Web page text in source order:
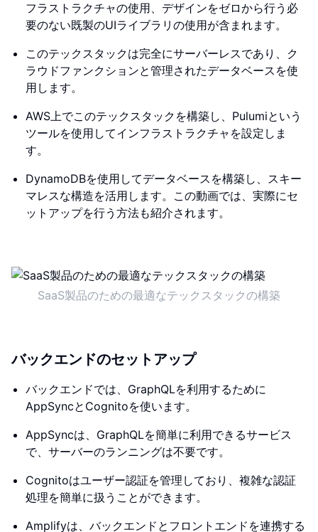
フラストラクチャの使用、デザインをゼロから行う必
要のない既製のUIライブラリの使用が含まれます。
このテックスタックは完全にサーバーレスであり、ク
ラウドファンクションと管理されたデータベースを使
用します。
AWS上でこのテックスタックを構築し、Pulumiという
ツールを使用してインフラストラクチャを設定しま
す。
DynamoDBを使用してデータベースを構築し、スキー
マレスな構造を活用します。この動画では、実際にセ
ットアップを行う方法も紹介されます。
SaaS製品のための最適なテックスタックの構築
バックエンドのセットアップ
バックエンドでは、GraphQLを利用するために
AppSyncとCognitoを使います。
AppSyncは、GraphQLを簡単に利用できるサービス
で、サーバーのランニングは不要です。
Cognitoはユーザー認証を管理しており、複雑な認証
処理を簡単に扱うことができます。
Amplifyは、バックエンドとフロントエンドを連携する